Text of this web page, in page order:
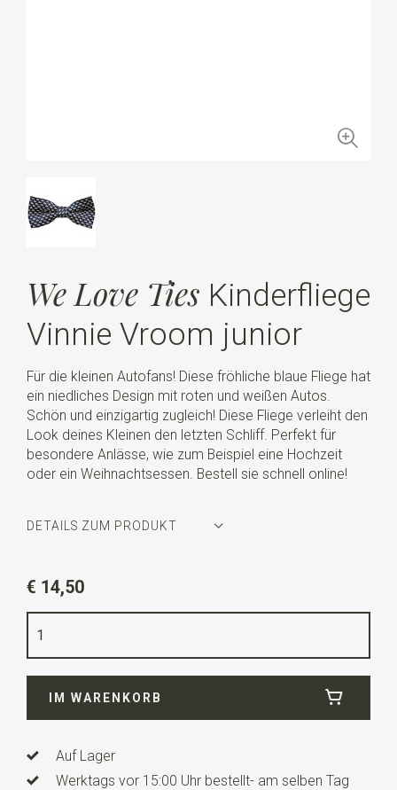
We Love Ties Kinderfliege
Vinnie Vroom junior
Für die kleinen Autofans! Diese fröhliche blaue Fliege hat
ein niedliches Design mit roten und weißen Autos.
Schön und einzigartig zugleich! Diese Fliege verleiht den
Look deines Kleinen den letzten Schliff. Perfekt für
besondere Anlässe, wie zum Beispiel eine Hochzeit
oder ein Weihnachtsessen. Bestell sie schnell online!
DETAILS ZUM PRODUKT
Farbe
Qualität
Länge 5 cm
verstellbaren Gummibändchen. Diese Kinderfliege ist für
Kinder von ca. 3 bis 10 Jahren geeignet.
€ 14,50
IM WARENKORB
Auf Lager
Werktags vor 15:00 Uhr bestellt- am selben Tag